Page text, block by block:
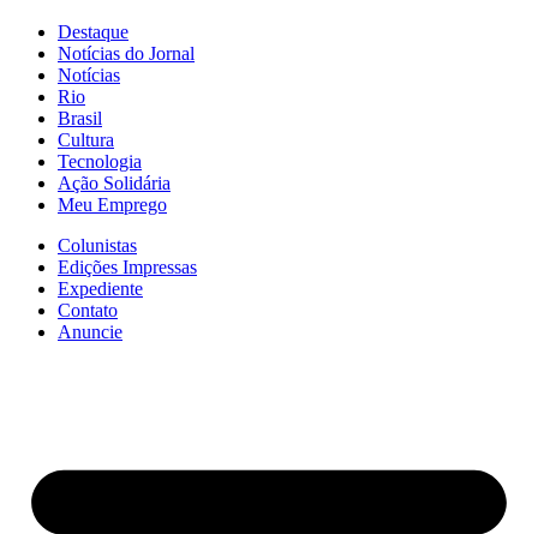
Destaque
Notícias do Jornal
Notícias
Rio
Brasil
Cultura
Tecnologia
Ação Solidária
Meu Emprego
Colunistas
Edições Impressas
Expediente
Contato
Anuncie